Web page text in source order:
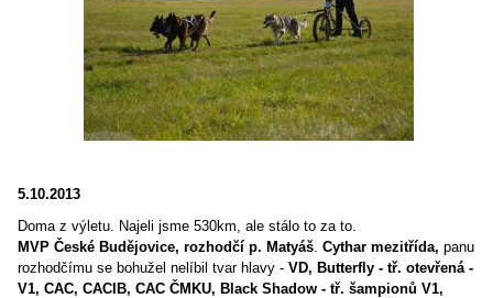
5.10.2013
Doma z výletu. Najeli jsme 530km, ale stálo to za to.
MVP České Budějovice, rozhodčí p. Matyáš. Cythar mezitřída, panu
rozhodčímu se bohužel nelíbil tvar hlavy - VD, Butterfly - tř. otevřená -
V1, CAC, CACIB, CAC ČMKU, Black Shadow - tř. šampionů V1,